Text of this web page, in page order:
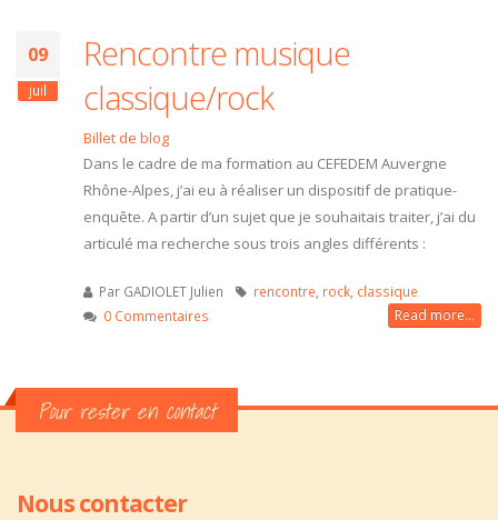
09
juil
Rencontre musique
classique/rock
Billet de blog
Dans le cadre de ma formation au CEFEDEM Auvergne
Rhône-Alpes, j’ai eu à réaliser un dispositif de pratique-
enquête. A partir d’un sujet que je souhaitais traiter, j’ai du
articulé ma recherche sous trois angles différents :
Par GADIOLET Julien rencontre rock classique
0 Commentaires
Read more...
Pour rester en contact
Nous contacter